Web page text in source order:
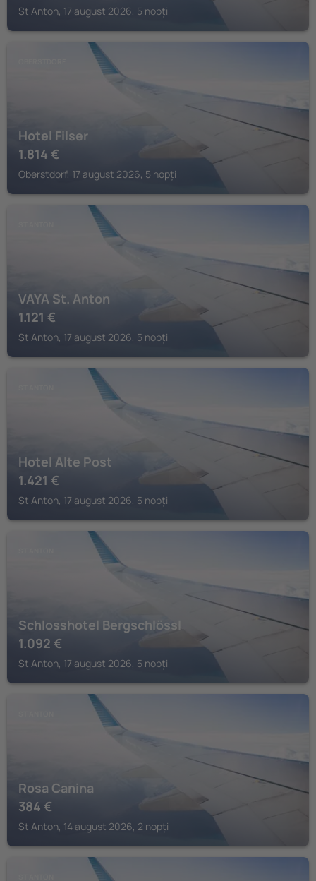
St Anton, 17 august 2026, 5 nopți
Hotel Filser
1.814 €
Oberstdorf, 17 august 2026, 5 nopți
VAYA St. Anton
1.121 €
St Anton, 17 august 2026, 5 nopți
Hotel Alte Post
1.421 €
St Anton, 17 august 2026, 5 nopți
Schlosshotel Bergschlössl
1.092 €
St Anton, 17 august 2026, 5 nopți
Rosa Canina
384 €
St Anton, 14 august 2026, 2 nopți